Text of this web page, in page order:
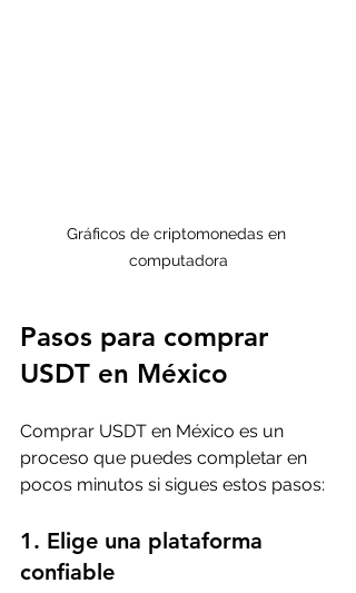
Gráficos de criptomonedas en
computadora
Pasos para comprar
USDT en México
Comprar USDT en México es un
proceso que puedes completar en
pocos minutos si sigues estos pasos:
1. Elige una plataforma
confiable